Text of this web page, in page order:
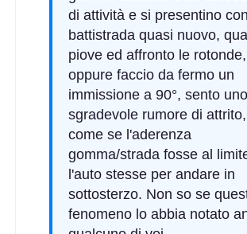
B A
di attività e si presentino
battistrada quasi nuovo,
piove ed affronto le rotonde,
oppure faccio da fermo un
immissione a 90°, sento uno
sgradevole rumore di attrito,
come se l'aderenza
gomma/strada fosse al
l'auto stesse per andare in
sottosterzo. Non so se
fenomeno lo abbia notato